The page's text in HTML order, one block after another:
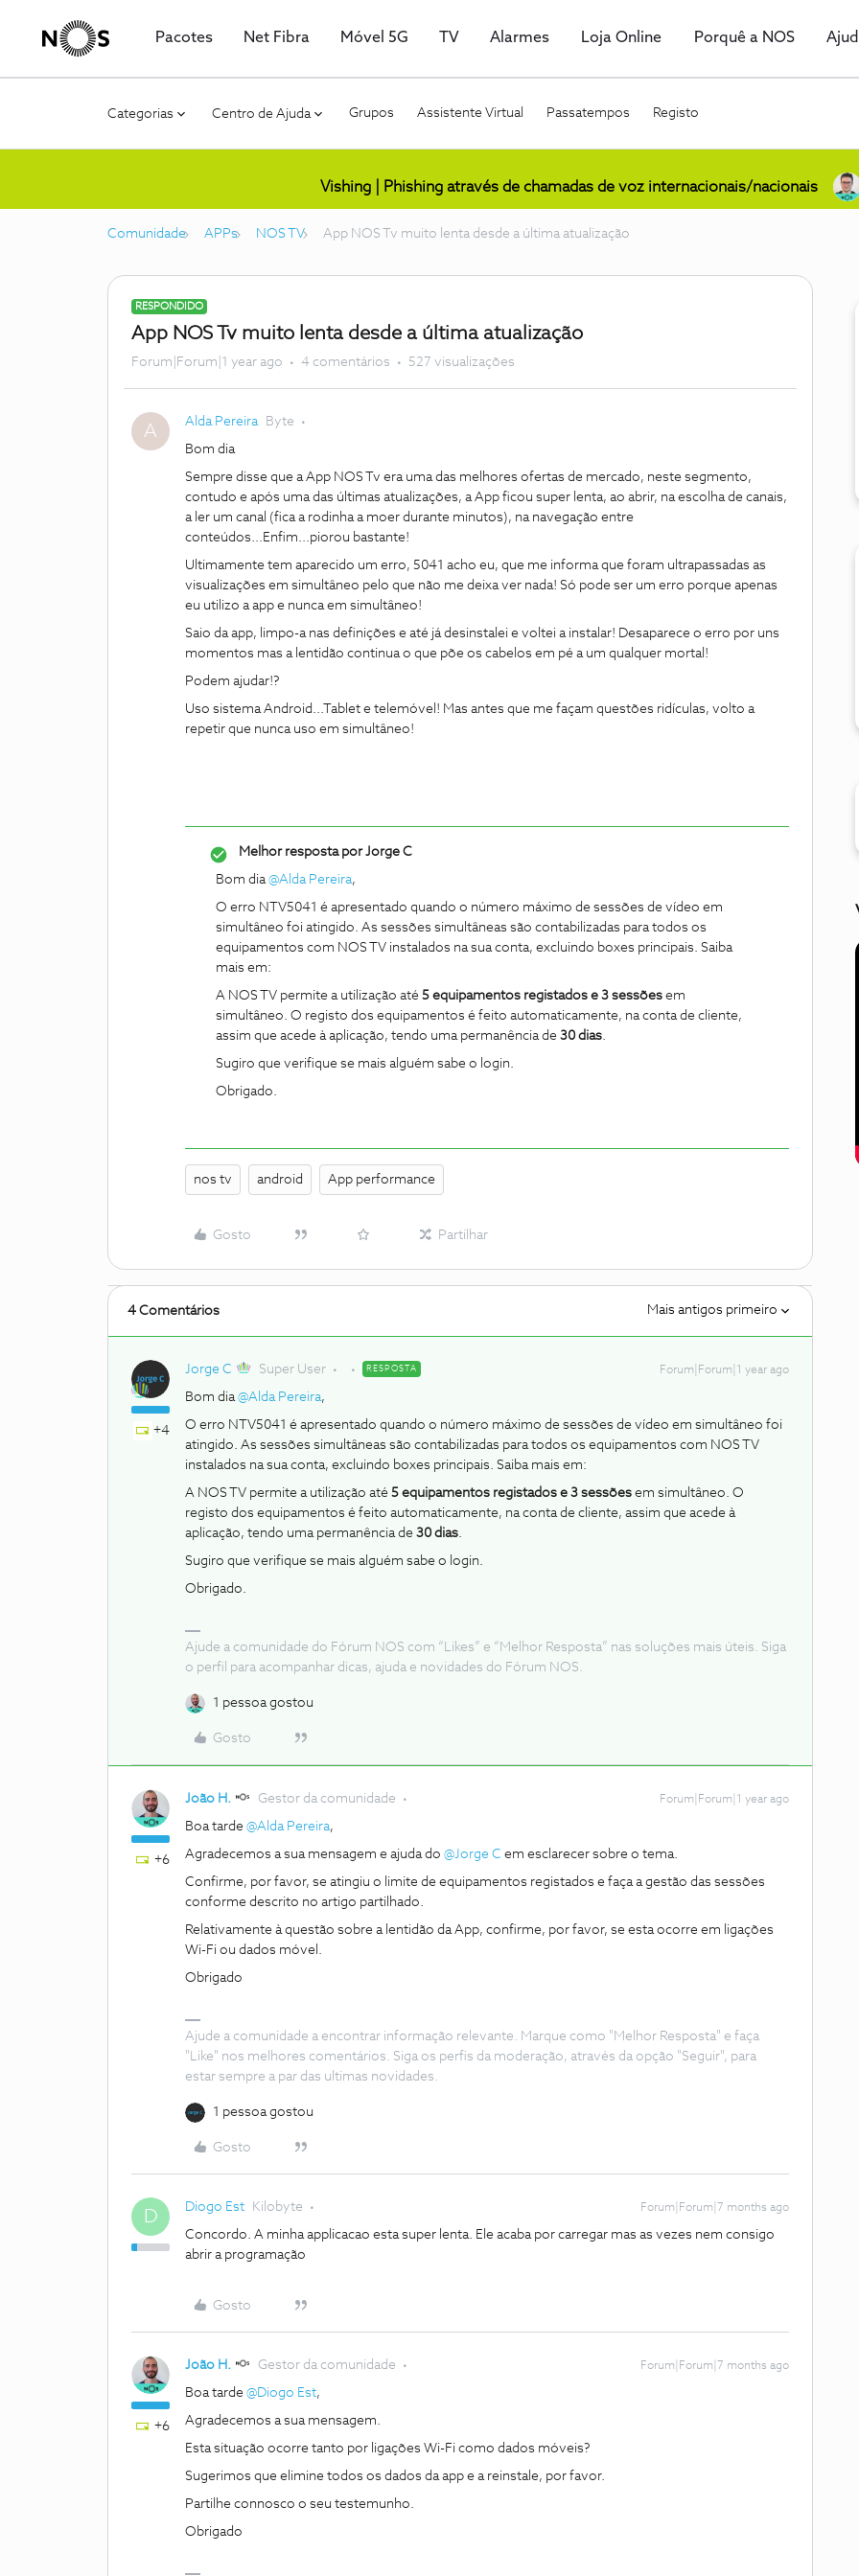
Pacotes Net Fibra Móvel 5G TV Alarmes Loja Online Porquê a NOS
Categorias Centro de Ajuda Grupos Assistente Virtual Passatempos Registo
Vishing | Phishing através de chamadas de voz internacionais/nacionais
Comunidade APPs NOS TV App NOS Tv muito lenta desde a última atualização
RESPONDIDO
App NOS Tv muito lenta desde a última atualização
Forum|Forum|1 year ago 4 comentários 527 visualizações
A Alda Pereira Byte
Bom dia
Sempre disse que a App NOS Tv era uma das melhores ofertas de mercado, neste segmento,
contudo e após uma das últimas atualizações, a App ficou super lenta, ao abrir, na escolha de canais,
a ler um canal (fica a rodinha a moer durante minutos), na navegação entre
conteúdos...Enfim...piorou bastante!
Ultimamente tem aparecido um erro, 5041 acho eu, que me informa que foram ultrapassadas as
visualizações em simultâneo pelo que não me deixa ver nada! Só pode ser um erro porque apenas
eu utilizo a app e nunca em simultâneo!
Saio da app, limpo-a nas definições e até já desinstalei e voltei a instalar! Desaparece o erro por uns
momentos mas a lentidão continua o que põe os cabelos em pé a um qualquer mortal!
Podem ajudar!?
Uso sistema Android...Tablet e telemóvel! Mas antes que me façam questões ridículas, volto a
repetir que nunca uso em simultâneo!
Melhor resposta porJorge C
Bom dia ​@Alda Pereira,
O erro NTV5041 é apresentado quando o número máximo de sessões de vídeo em
simultâneo foi atingido. As sessões simultâneas são contabilizadas para todos os
equipamentos com NOS TV instalados na sua conta, excluindo boxes principais. Saiba
mais em:
A NOS TV permite a utilização até 5 equipamentos registados e 3 sessões em
simultâneo. O registo dos equipamentos é feito automaticamente, na conta de cliente,
assim que acede à aplicação, tendo uma permanência de 30 dias.
Sugiro que verifique se mais alguém sabe o login.
Obrigado.
nos tv android App performance
Gosto Partilhar
4 Comentários Mais antigos primeiro
+4
Jorge C Super User RESPOSTA Forum|Forum|1 year ago
Bom dia ​@Alda Pereira,
O erro NTV5041 é apresentado quando o número máximo de sessões de vídeo em simultâneo foi
atingido. As sessões simultâneas são contabilizadas para todos os equipamentos com NOS TV
instalados na sua conta, excluindo boxes principais. Saiba mais em:
A NOS TV permite a utilização até 5 equipamentos registados e 3 sessões em simultâneo. O
registo dos equipamentos é feito automaticamente, na conta de cliente, assim que acede à
aplicação, tendo uma permanência de 30 dias.
Sugiro que verifique se mais alguém sabe o login.
Obrigado.
Ajude a comunidade do Fórum NOS com “Likes” e “Melhor Resposta” nas soluções mais úteis. Siga
o perfil para acompanhar dicas, ajuda e novidades do Fórum NOS.
1 pessoa gostou
Gosto
+6
João H. Gestor da comunidade Forum|Forum|1 year ago
Boa tarde ​ @Alda Pereira,
Agradecemos a sua mensagem e ajuda do ​ @Jorge C em esclarecer sobre o tema.
Confirme, por favor, se atingiu o limite de equipamentos registados e faça a gestão das sessões
conforme descrito no artigo partilhado.
Relativamente à questão sobre a lentidão da App, confirme, por favor, se esta ocorre em ligações
Wi-Fi ou dados móvel.
Obrigado
Ajude a comunidade a encontrar informação relevante. Marque como "Melhor Resposta" e faça
"Like" nos melhores comentários. Siga os perfis da moderação, através da opção "Seguir", para
estar sempre a par das ultimas novidades.
1 pessoa gostou
Gosto
D Diogo Est Kilobyte Forum|Forum|7 months ago
Concordo. A minha applicacao esta super lenta. Ele acaba por carregar mas as vezes nem consigo
abrir a programação
Gosto
+6
João H. Gestor da comunidade Forum|Forum|7 months ago
Boa tarde ​ @Diogo Est,
Agradecemos a sua mensagem.
Esta situação ocorre tanto por ligações Wi-Fi como dados móveis?
Sugerimos que elimine todos os dados da app e a reinstale, por favor.
Partilhe connosco o seu testemunho.
Obrigado